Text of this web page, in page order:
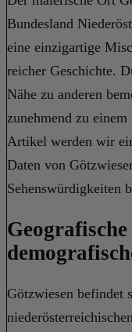
Bundesland
eine einzigartige
reicher Geschichte.
Nähe zu anderen
zunehmend zu
Artikel werden wir
Daten von
Sehenswürdigkeiten
Götzwiesen befindet